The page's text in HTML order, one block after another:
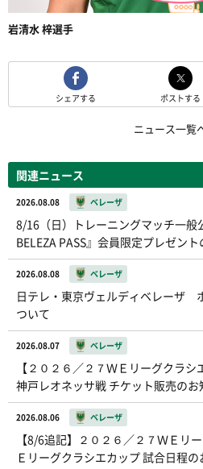
岩清水 梓選手
シェアする ポストする
ニュース一覧
関連ニュース
2026.08.08 ベレーザ
8/16（日）トレーニングマッチ一般
BELEZA PASS』会員限定プレゼン
2026.08.08 ベレーザ
日テレ・東京ヴェルディベレーザ
ついて
2026.08.07 ベレーザ
【２０２６／２７ＷＥリーグクラ
神戸レオネッサ戦 チケット販売のお
2026.08.06 ベレーザ
【8/6追記】２０２６／２７ＷＥリ
Ｅリーグクラシエカップ 試合日程の